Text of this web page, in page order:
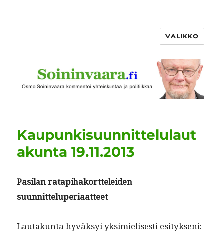
VALIKKO
Kaupunkisuunnittelulaut
akunta 19.11.2013
Pasi­lan rat­api­hako­rt­telei­den
suunnitteluperiaatteet
Lau­takun­ta hyväksyi yksimielis­es­ti esitykseni: